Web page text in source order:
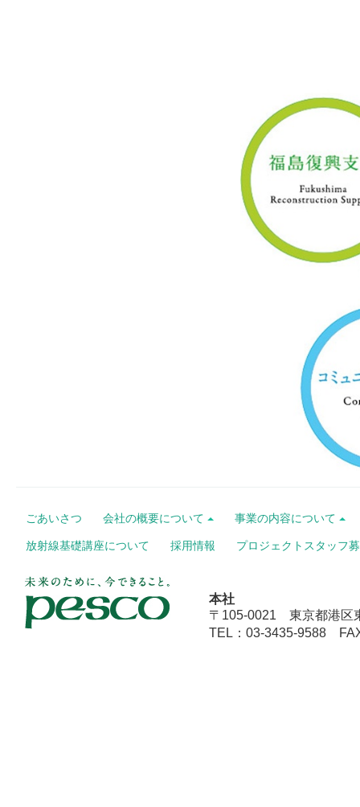
ごあいさつ 会社の概要について 事業の内容について
放射線基礎講座について 採用情報 プロジェクトスタッフ
本社
〒105-0021 東京都港区
TEL：03-3435-9588